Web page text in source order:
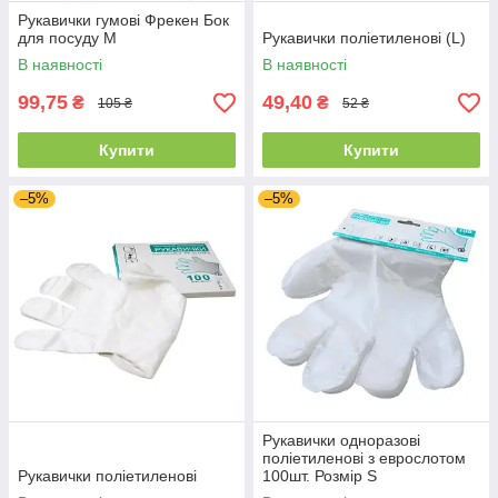
Рукавички гумові Фрекен Бок
для посуду M
В наявності
99,75 ₴ 105 ₴
Купити
Рукавички поліетиленові (L)
В наявності
49,40 ₴ 52 ₴
Купити
–5%
Рукавички поліетиленові
–5%
Рукавички одноразові
поліетиленові з еврослотом
100шт. Розмір S